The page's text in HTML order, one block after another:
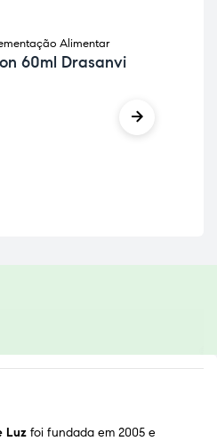
Alimentar
60ml Drasanvi
Luz foi fundada em 2005 e